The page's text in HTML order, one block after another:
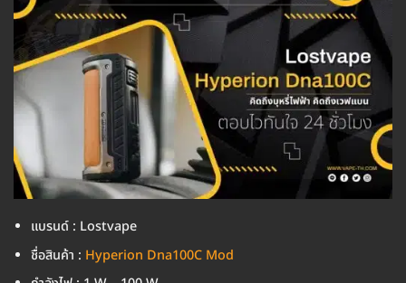
แบรนด์ : Lostvape
ชื่อสินค้า : Hyperion Dna100C Mod